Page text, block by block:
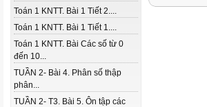
Toán 1 KNTT. Bài 1 Tiết 2....
Toán 1 KNTT. Bài 1 Tiết 1....
Toán 1 KNTT. Bài Các số từ 0
đến 10...
TUẦN 2- Bài 4. Phân số thập
phân...
TUẦN 2- T3. Bài 5. Ôn tập các